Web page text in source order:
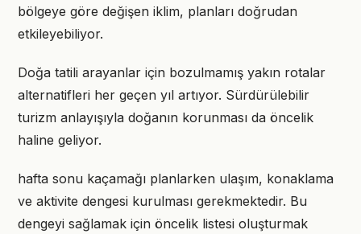
bölgeye göre değişen iklim, planları doğrudan
etkileyebiliyor.
Doğa tatili arayanlar için bozulmamış yakın rotalar
alternatifleri her geçen yıl artıyor. Sürdürülebilir
turizm anlayışıyla doğanın korunması da öncelik
haline geliyor.
hafta sonu kaçamağı planlarken ulaşım, konaklama
ve aktivite dengesi kurulması gerekmektedir. Bu
dengeyi sağlamak için öncelik listesi oluşturmak